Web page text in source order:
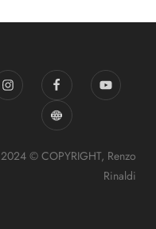
2024 © COPYRIGHT, Renzo
Rinaldi